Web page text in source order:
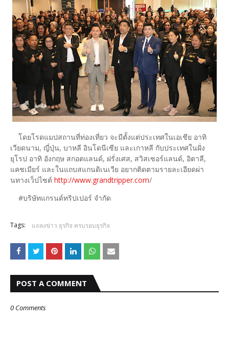
โดยโรดแมปสถานที่ท่องเที่ยว จะมีตั้งแต่ประเทศในเอเชีย อาทิ
เวียดนาม, ญี่ปุ่น, บาหลี อินโดนีเซีย และเกาหลี กับประเทศในฝั่ง
ยุโรป อาทิ อังกฤษ สกอตแลนด์, ฝรั่งเศส, สวิสเซอร์แลนด์, อิตาลี,
แคชเมียร์ และในแถบสแกนดิเนเวีย อยากติดตามรายละเอียดผ่า
นทางเว็ปไซต์ http://www.grandtripper.com/
#บริษัทแกรนด์ทริปเปอร์ จำกัด
Tags: แถลงข่าว ธุรกิจ ครบรอบธุรกิจ
POST A COMMENT
0 Comments